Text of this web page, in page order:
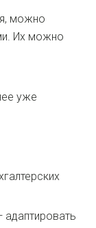
можно
Их можно
уже
адаптировать